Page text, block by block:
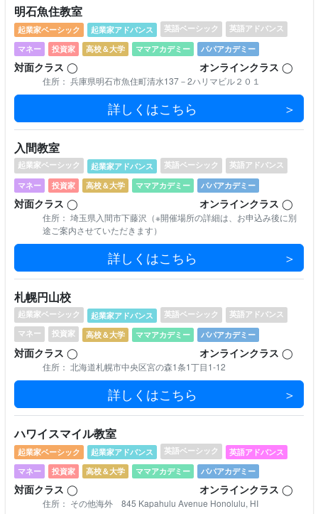
明石魚住教室
起業家ベーシック 起業家アドバンス 英語ベーシック
英語アドバンス
マネー
投資家 ⾼校＆⼤学 ママアカデミー パパアカデミー
対⾯クラス ◯ オンラインクラス ◯
住所： 兵庫県明石市魚住町清水137－2ハリマビル２０１
詳しくはこちら
入間教室
起業家ベーシック 起業家アドバンス 英語ベーシック
英語アドバンス
マネー
投資家 ⾼校＆⼤学 ママアカデミー パパアカデミー
対⾯クラス ◯ オンラインクラス ◯
住所： 埼玉県入間市下藤沢（※開催場所の詳細は、お申込み後に別
途ご案内させていただきます）
詳しくはこちら
札幌円山校
起業家ベーシック 起業家アドバンス 英語ベーシック
英語アドバンス
マネー
投資家 ⾼校＆⼤学 ママアカデミー パパアカデミー
対⾯クラス ◯ オンラインクラス ◯
住所： 北海道札幌市中央区宮の森1条1丁目1-12
詳しくはこちら
ハワイスマイル教室
起業家ベーシック 起業家アドバンス 英語ベーシック
英語アドバンス
マネー
投資家 ⾼校＆⼤学 ママアカデミー パパアカデミー
対⾯クラス ◯ オンラインクラス ◯
住所： その他海外 845 Kapahulu Avenue Honolulu, HI